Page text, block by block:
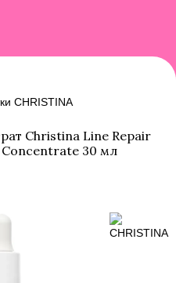
CHRISTINA
Christina Line Repair
30 мл